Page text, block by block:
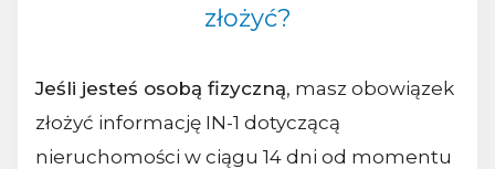
złożyć?
Jeśli jesteś osobą fizyczną, masz obowiązek
złożyć informację IN-1 dotyczącą
nieruchomości w ciągu 14 dni od momentu